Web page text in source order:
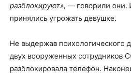
разблокируют», — говорили они.
принялись угрожать девушке.
Не выдержав психологического
двух вооруженных сотрудников
разблокировала телефон.